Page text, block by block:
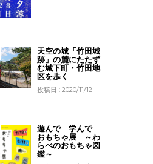
天空の城「竹田城
跡」の麓にたたず
む城下町・竹田地
区を歩く
投稿日 : 2020/11/12
遊んで 学んで
おもちゃ展 ～わ
らべのおもちゃ図
鑑～